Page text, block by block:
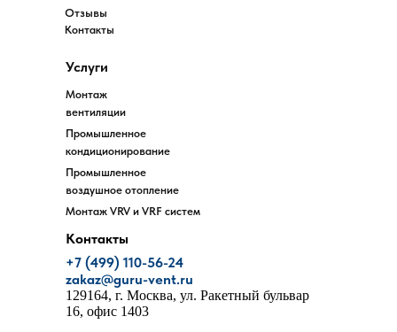
Процесс установки начинается с
проектирования системы, где учитываются все
особенности офисного помещения: площадь,
количество рабочих мест, наличие электронного
ОБСЛУЖИВАНИЕ
высококачественное и сертифицированное
оборудование от ведущих производителей. Все
строгий контроль качества и соответствуют всем
клиенты могут рассчитывать на
профессиональное обслуживание и техническую
Услуги
Монтаж
вентиляции
Промышленное
кондиционирование
Промышленное
воздушное отопление
Монтаж VRV и VRF систем
+7 (499) 110-56-24
zakaz@guru-vent.ru
129164, г. Москва, ул. Ракетный бульвар
16, офис 1403
Контакты
Отзывы
Контакты